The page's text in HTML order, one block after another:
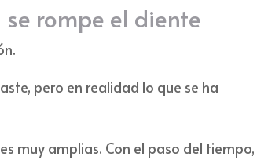
rompe el diente
pero en realidad lo que se ha
muy amplias. Con el paso del